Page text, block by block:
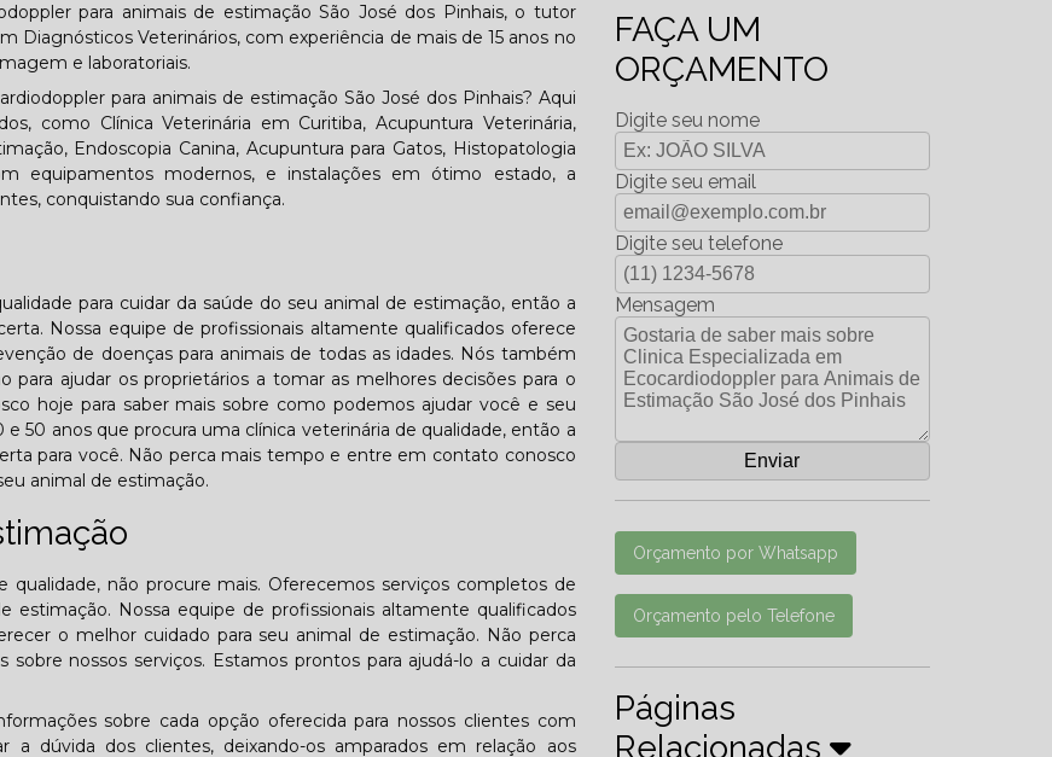
para animais de estimação São José dos Pinhais, o tutor
Veterinários, com experiência de mais de 15 anos no
e laboratoriais.
para animais de estimação São José dos Pinhais? Aqui
como Clínica Veterinária em Curitiba, Acupuntura Veterinária,
Endoscopia Canina, Acupuntura para Gatos, Histopatologia
equipamentos modernos, e instalações em ótimo estado, a
conquistando sua confiança.
para cuidar da saúde do seu animal de estimação, então a
Nossa equipe de profissionais altamente qualificados oferece
de doenças para animais de todas as idades. Nós também
ajudar os proprietários a tomar as melhores decisões para o
hoje para saber mais sobre como podemos ajudar você e seu
50 anos que procura uma clínica veterinária de qualidade, então a
para você. Não perca mais tempo e entre em contato conosco
animal de estimação.
qualidade, não procure mais. Oferecemos serviços completos de
estimação. Nossa equipe de profissionais altamente qualificados
o melhor cuidado para seu animal de estimação. Não perca
nossos serviços. Estamos prontos para ajudá-lo a cuidar da
sobre cada opção oferecida para nossos clientes com
a dúvida dos clientes, deixando-os amparados em relação aos
FAÇA UM
ORÇAMENTO
Digite seu nome
Digite seu email
Digite seu telefone
Mensagem
Orçamento por Whatsapp
Orçamento pelo Telefone
Páginas
Relacionadas